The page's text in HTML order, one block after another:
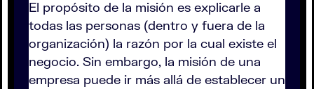
El propósito de la misión es explicarle a
todas las personas (dentro y fuera de la
organización) la razón por la cual existe el
negocio. Sin embargo, la misión de una
empresa puede ir más allá de establecer un